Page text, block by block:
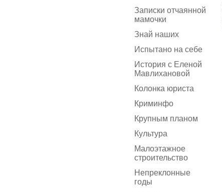
Записки отчаянной
мамочки
Знай наших
Испытано на себе
История с Еленой
Мавлихановой
Колонка юриста
Криминфо
Крупным планом
Культура
Малоэтажное
строительство
Непреклонные
годы